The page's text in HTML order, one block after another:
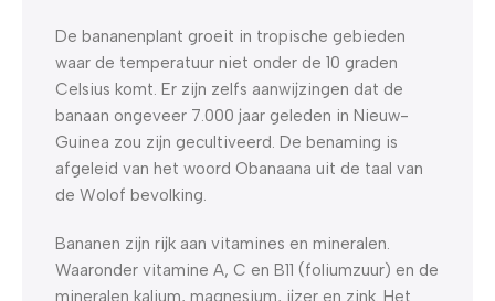
De bananenplant groeit in tropische gebieden
waar de temperatuur niet onder de 10 graden
Celsius komt. Er zijn zelfs aanwijzingen dat de
banaan ongeveer 7.000 jaar geleden in Nieuw-
Guinea zou zijn gecultiveerd. De benaming is
afgeleid van het woord Obanaana uit de taal van
de Wolof bevolking.
Bananen zijn rijk aan vitamines en mineralen.
Waaronder vitamine A, C en B11 (foliumzuur) en de
mineralen kalium, magnesium, ijzer en zink. Het